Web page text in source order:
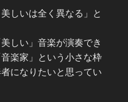
しいは全く異なる」と
しい」音楽が演奏でき
楽家」という小さな枠
になりたいと思ってい